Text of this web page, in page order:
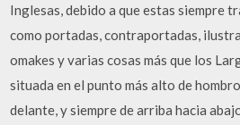
Inglesas, debido a que estas siempre
como portadas, contraportadas,
omakes y varias cosas más que los
situada en el punto más alto de
delante, y siempre de arriba hacia